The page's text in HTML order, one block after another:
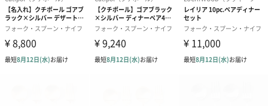
ぬいぐるみ
愛らしいぬいぐるみを同梱してお届けします。
誕生日・記念日・出産祝いなどのシーンにおすすめです。